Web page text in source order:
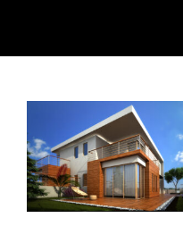
contenu